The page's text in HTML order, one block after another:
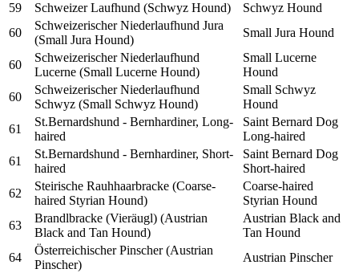
59
Schweizer Laufhund (Schwyz Hound)
Schwyz Hound
60
Schweizerischer Niederlaufhund Jura
(Small Jura Hound)
Small Jura Hound
60
Schweizerischer Niederlaufhund
Lucerne (Small Lucerne Hound)
Small Lucerne
Hound
60
Schweizerischer Niederlaufhund
Schwyz (Small Schwyz Hound)
Small Schwyz
Hound
61
St.Bernardshund - Bernhardiner, Long-
haired
Saint Bernard Dog
Long-haired
61
St.Bernardshund - Bernhardiner, Short-
haired
Saint Bernard Dog
Short-haired
62
Steirische Rauhhaarbracke (Coarse-
haired Styrian Hound)
Coarse-haired
Styrian Hound
63
Brandlbracke (Vieräugl) (Austrian
Black and Tan Hound)
Austrian Black and
Tan Hound
64
Österreichischer Pinscher (Austrian
Pinscher)
Austrian Pinscher